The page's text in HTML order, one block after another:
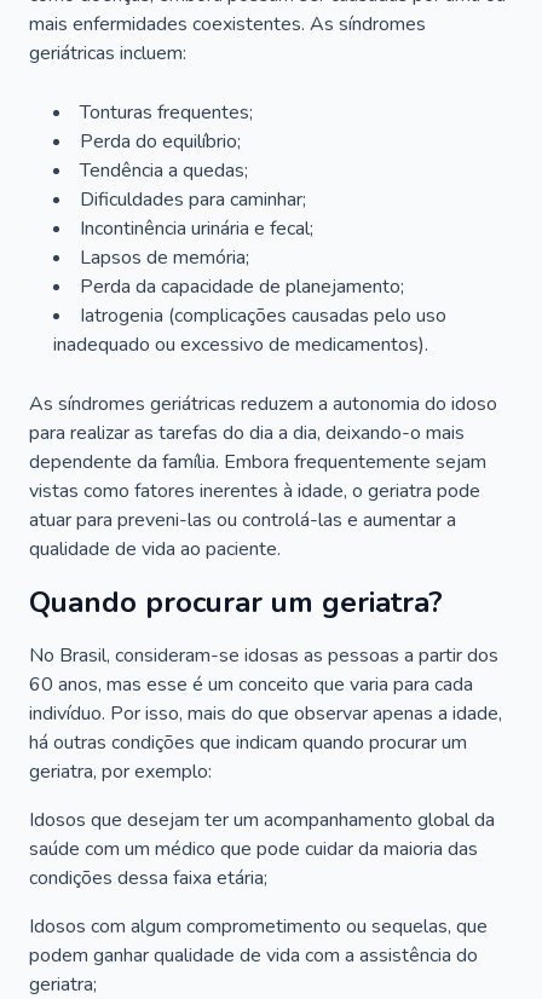
mais enfermidades coexistentes. As síndromes
geriátricas incluem:
Tonturas frequentes;
Perda do equilíbrio;
Tendência a quedas;
Dificuldades para caminhar;
Incontinência urinária e fecal;
Lapsos de memória;
Perda da capacidade de planejamento;
Iatrogenia (complicações causadas pelo uso
inadequado ou excessivo de medicamentos).
As síndromes geriátricas reduzem a autonomia do idoso
para realizar as tarefas do dia a dia, deixando-o mais
dependente da família. Embora frequentemente sejam
vistas como fatores inerentes à idade, o geriatra pode
atuar para preveni-las ou controlá-las e aumentar a
qualidade de vida ao paciente.
Quando procurar um geriatra?
No Brasil, consideram-se idosas as pessoas a partir dos
60 anos, mas esse é um conceito que varia para cada
indivíduo. Por isso, mais do que observar apenas a idade,
há outras condições que indicam quando procurar um
geriatra, por exemplo:
Idosos que desejam ter um acompanhamento global da
saúde com um médico que pode cuidar da maioria das
condições dessa faixa etária;
Idosos com algum comprometimento ou sequelas, que
podem ganhar qualidade de vida com a assistência do
geriatra;